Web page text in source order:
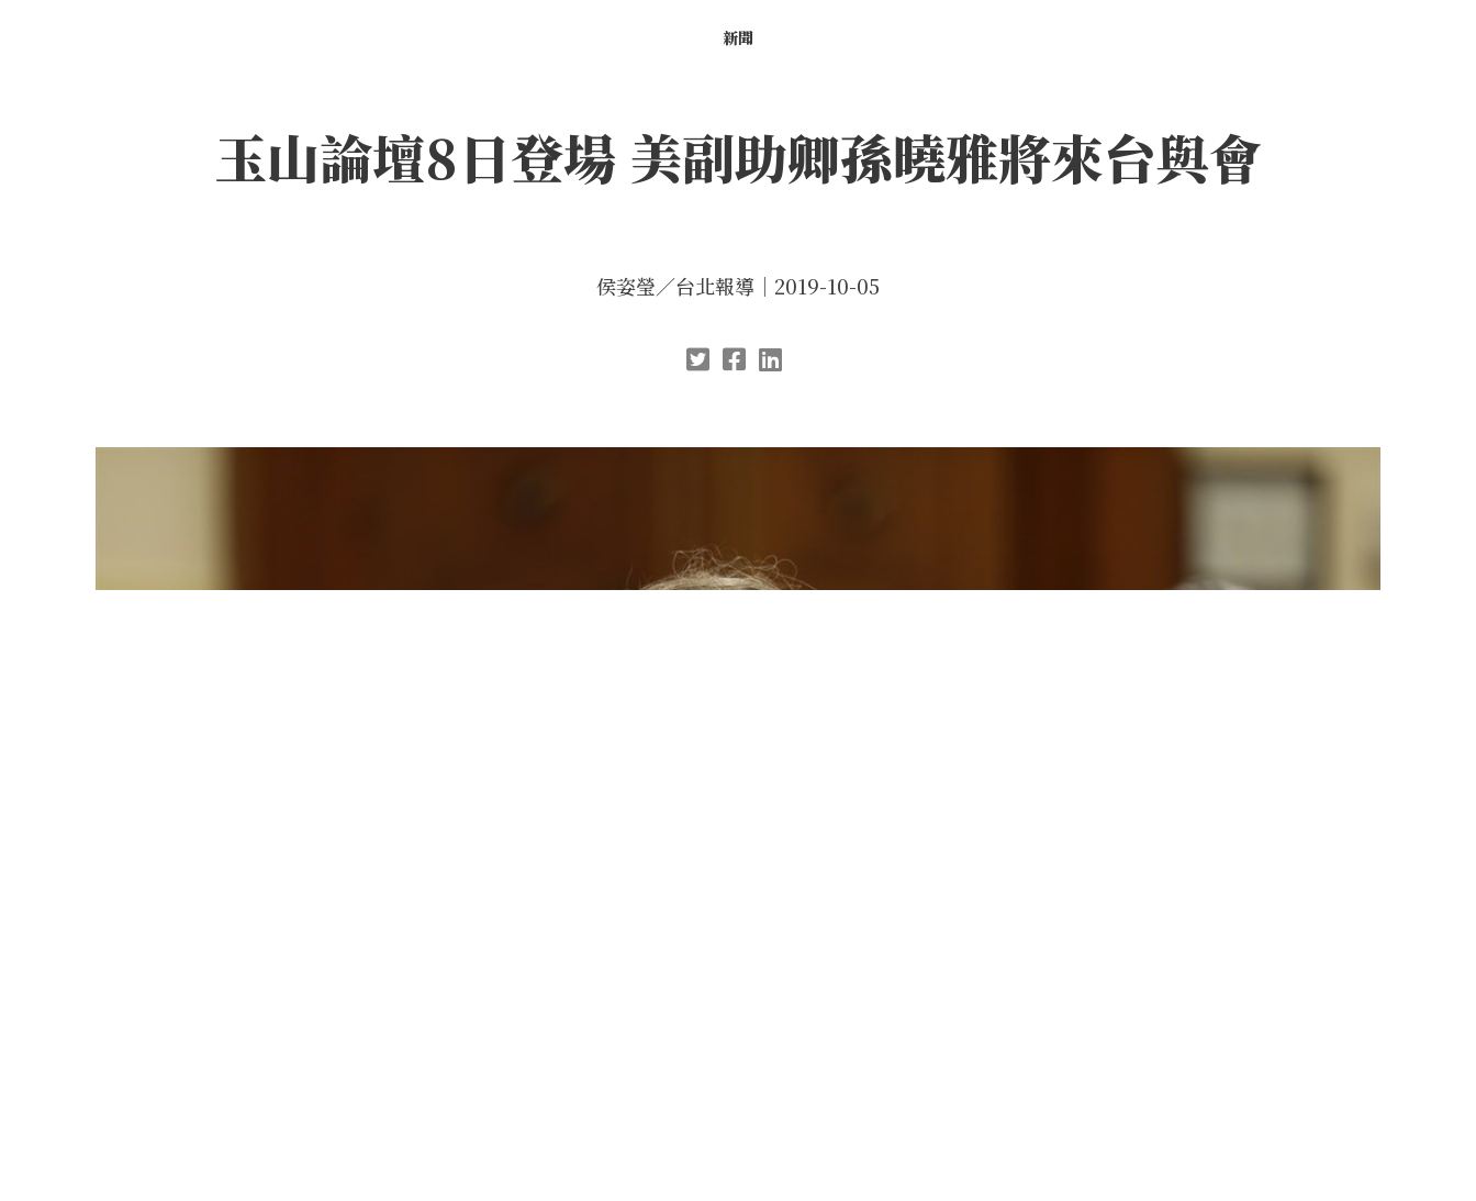
新聞
玉山論壇8日登場 美副助卿孫曉雅將來台與會
侯姿瑩／台北報導｜2019-10-05